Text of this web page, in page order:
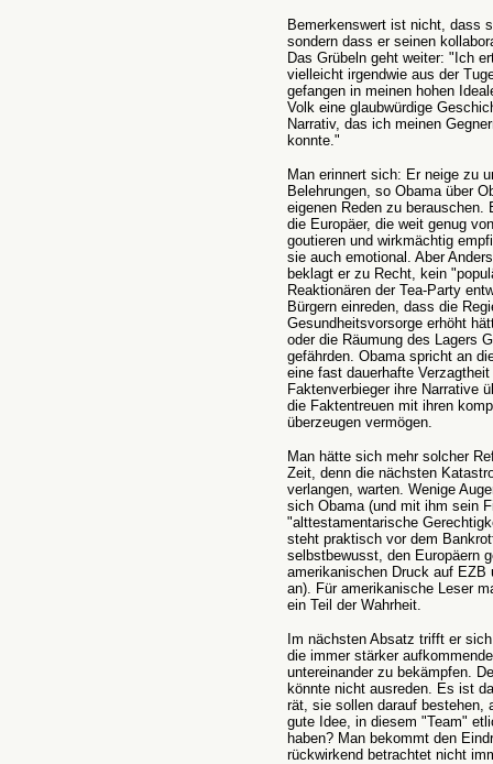
Bemerkenswert ist nicht, dass
sondern dass er seinen
Das Grübeln geht weiter: "Ich
vielleicht irgendwie aus der
gefangen in meinen hohen
Volk eine glaubwürdige
Narrativ, das ich meinen
konnte."
Man erinnert sich: Er neige zu
Belehrungen, so Obama über
eigenen Reden zu berauschen.
die Europäer, die weit genug
goutieren und wirkmächtig
sie auch emotional. Aber
beklagt er zu Recht, kein
Reaktionären der Tea-Party
Bürgern einreden, dass die
Gesundheitsvorsorge erhöht
oder die Räumung des Lagers
gefährden. Obama spricht an
eine fast dauerhafte
Faktenverbieger ihre Narrative
die Faktentreuen mit ihren
überzeugen vermögen.
Man hätte sich mehr solcher
Zeit, denn die nächsten
verlangen, warten. Wenige
sich Obama (und mit ihm sein
"alttestamentarische
steht praktisch vor dem
selbstbewusst, den Europäern
amerikanischen Druck auf
an). Für amerikanische Leser
ein Teil der Wahrheit.
Im nächsten Absatz trifft er
die immer stärker
untereinander zu bekämpfen.
könnte nicht ausreden. Es ist
rät, sie sollen darauf bestehen,
gute Idee, in diesem "Team"
haben? Man bekommt den
rückwirkend betrachtet nicht